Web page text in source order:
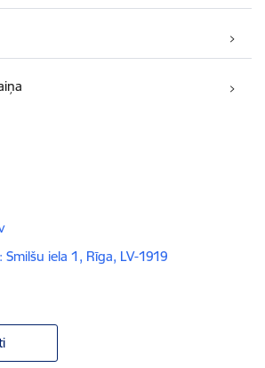
iela 1, Rīga, LV-1919